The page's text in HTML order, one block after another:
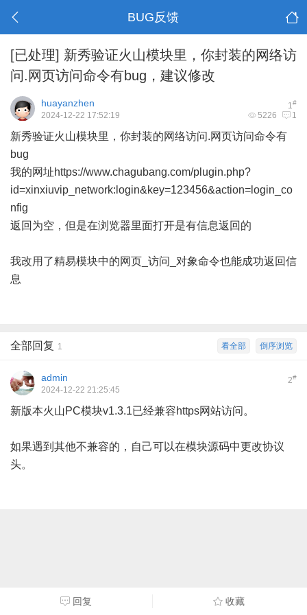
BUG反馈
[已处理] 新秀验证火山模块里，你封装的网络访
问.网页访问命令有bug，建议修改
1#
huayanzhen
5226 1
2024-12-22 17:52:19
新秀验证火山模块里，你封装的网络访问.网页访问命令有
bug
我的网址https://www.chagubang.com/plugin.php?
id=xinxiuvip_network:login&key=123456&action=login_co
nfig
返回为空，但是在浏览器里面打开是有信息返回的
我改用了精易模块中的网页_访问_对象命令也能成功返回信
息
倒序浏览
看全部
全部回复 1
2#
admin
2024-12-22 21:25:45
新版本火山PC模块v1.3.1已经兼容https网站访问。
如果遇到其他不兼容的，自己可以在模块源码中更改协议
头。
回复 收藏